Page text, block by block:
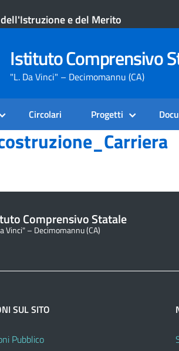
e del Merito
Istituto Comprensivo
"L. Da Vinci" – Decimomannu (CA)
Circolari Progetti
Comprensivo Statale
Vinci" – Decimomannu (CA)
SUL SITO
Pubblico